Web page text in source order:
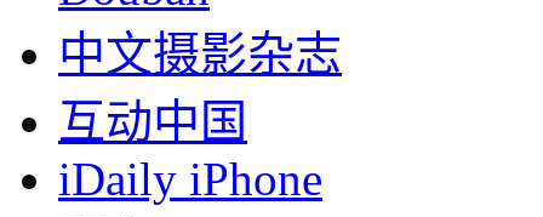
中文摄影杂志
互动中国
iDaily iPhone